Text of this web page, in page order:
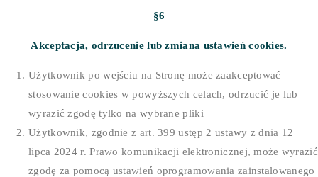
§6
Akceptacja, odrzucenie lub zmiana ustawień cookies.
Użytkownik po wejściu na Stronę może zaakceptować
stosowanie cookies w powyższych celach, odrzucić je lub
wyrazić zgodę tylko na wybrane pliki
Użytkownik, zgodnie z art. 399 ustęp 2 ustawy z dnia 12
lipca 2024 r. Prawo komunikacji elektronicznej, może wyrazić
zgodę za pomocą ustawień oprogramowania zainstalowanego